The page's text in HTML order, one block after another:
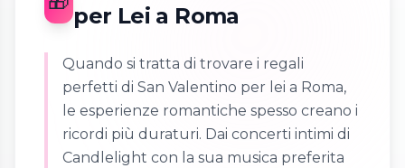
per Lei a Roma
Quando si tratta di trovare i regali
perfetti di San Valentino per lei a Roma,
le esperienze romantiche spesso creano i
ricordi più duraturi. Dai concerti intimi di
Candlelight con la sua musica preferita